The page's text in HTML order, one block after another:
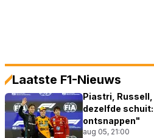
Laatste F1-Nieuws
Piastri, Russell,
dezelfde schuit:
ontsnappen"
aug 05, 21:00